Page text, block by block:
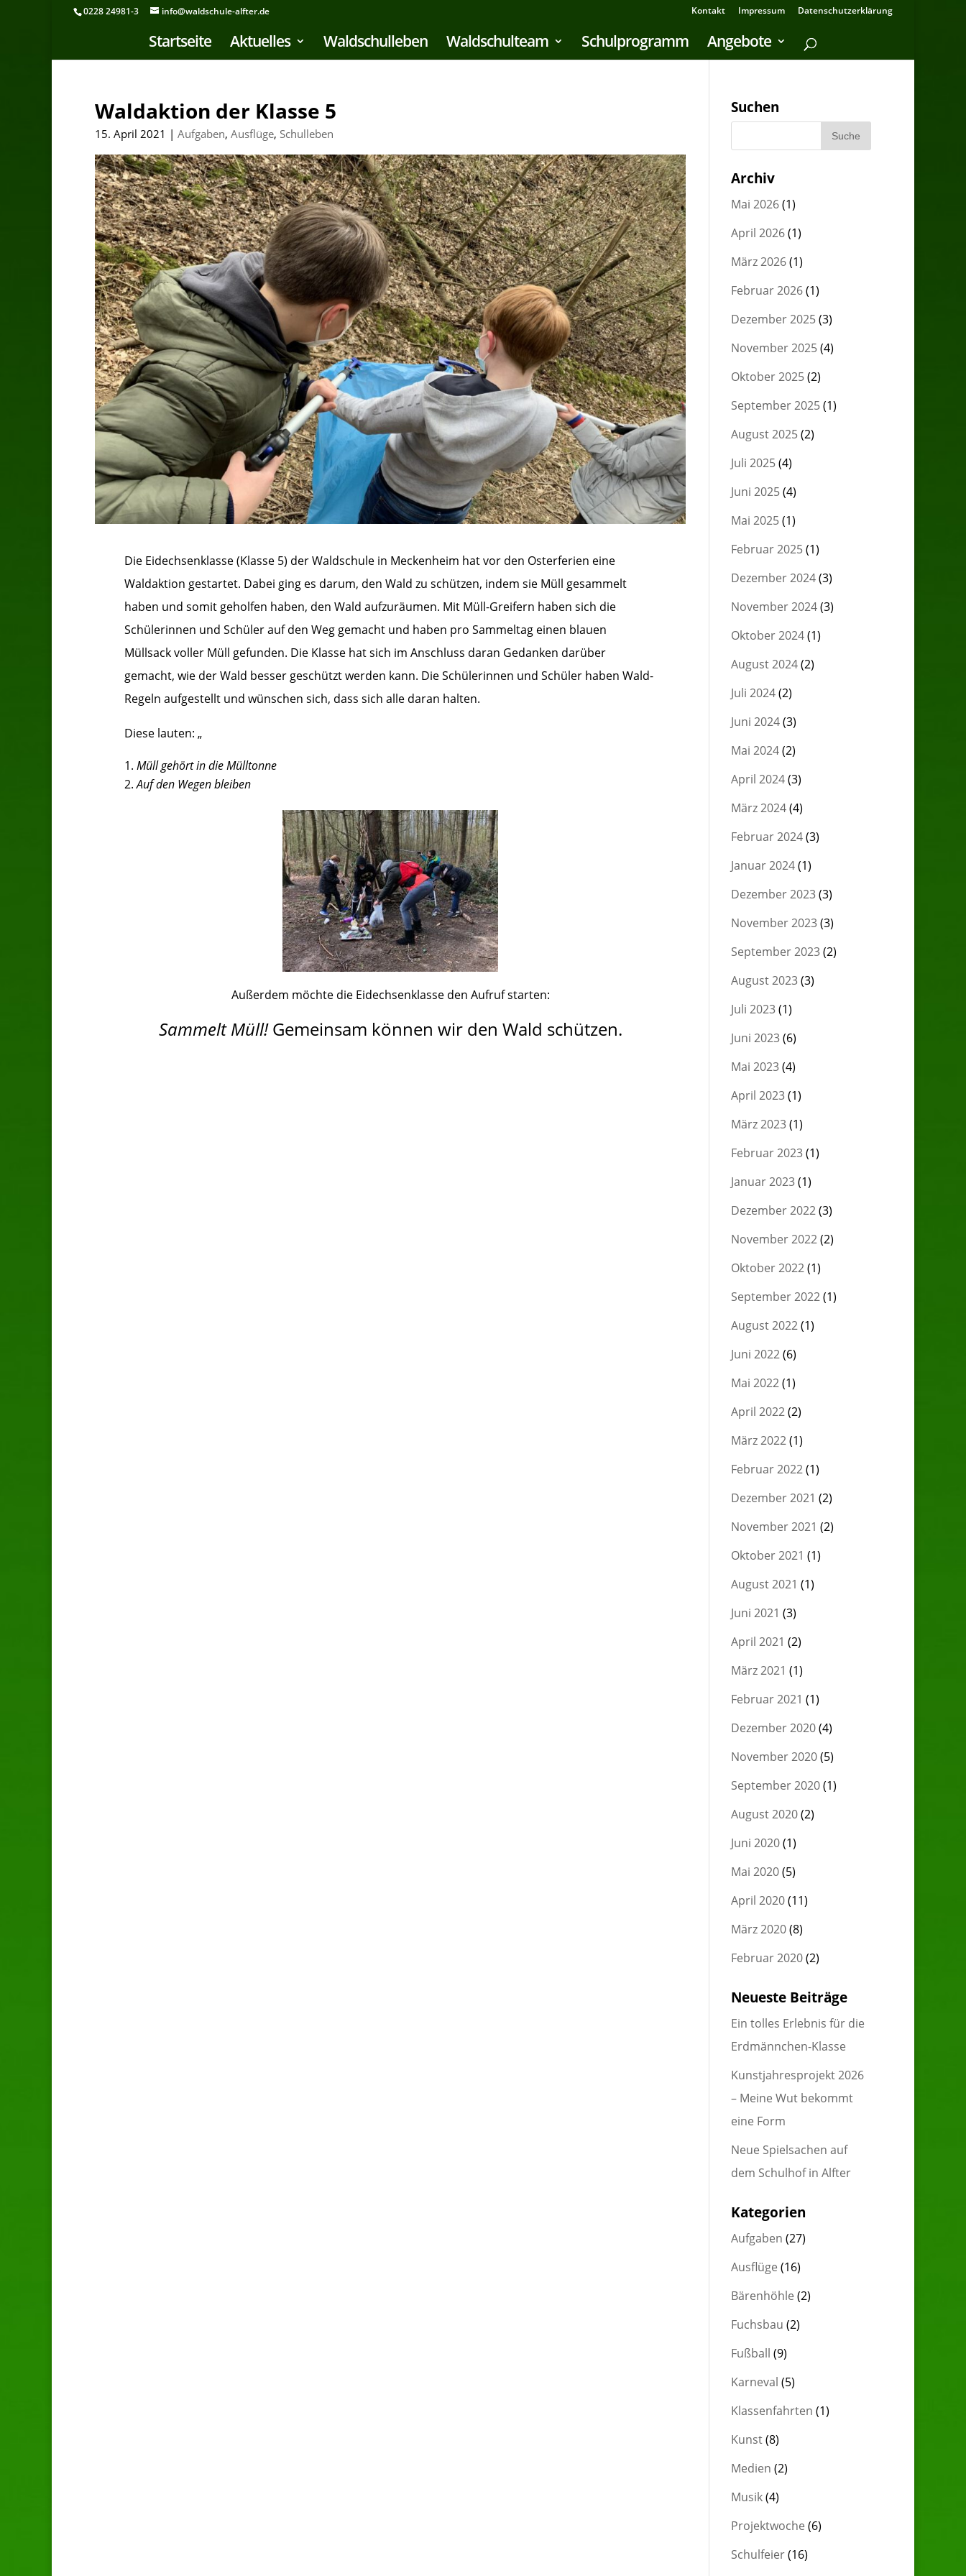
0228 24981-3 info@waldschule-alfter.de Kontakt Impressum Datenschutzerklärung
Startseite Aktuelles Waldschulleben Waldschulteam Schulprogramm Angebote
Waldaktion der Klasse 5
15. April 2021 | Aufgaben, Ausflüge, Schulleben
Die Eidechsenklasse (Klasse 5) der Waldschule in Meckenheim hat vor den Osterferien eine
Waldaktion gestartet. Dabei ging es darum, den Wald zu schützen, indem sie Müll gesammelt
haben und somit geholfen haben, den Wald aufzuräumen. Mit Müll-Greifern haben sich die
Schülerinnen und Schüler auf den Weg gemacht und haben pro Sammeltag einen blauen
Müllsack voller Müll gefunden. Die Klasse hat sich im Anschluss daran Gedanken darüber
gemacht, wie der Wald besser geschützt werden kann. Die Schülerinnen und Schüler haben Wald-
Regeln aufgestellt und wünschen sich, dass sich alle daran halten.
Diese lauten: „
Müll gehört in die Mülltonne
Auf den Wegen bleiben
Außerdem möchte die Eidechsenklasse den Aufruf starten:
Sammelt Müll!Gemeinsam können wir den Wald schützen.
Suchen
Archiv
Mai 2026(1)
April 2026(1)
März 2026(1)
Februar 2026(1)
Dezember 2025(3)
November 2025(4)
Oktober 2025(2)
September 2025(1)
August 2025(2)
Juli 2025(4)
Juni 2025(4)
Mai 2025(1)
Februar 2025(1)
Dezember 2024(3)
November 2024(3)
Oktober 2024(1)
August 2024(2)
Juli 2024(2)
Juni 2024(3)
Mai 2024(2)
April 2024(3)
März 2024(4)
Februar 2024(3)
Januar 2024(1)
Dezember 2023(3)
November 2023(3)
September 2023(2)
August 2023(3)
Juli 2023(1)
Juni 2023(6)
Mai 2023(4)
April 2023(1)
März 2023(1)
Februar 2023(1)
Januar 2023(1)
Dezember 2022(3)
November 2022(2)
Oktober 2022(1)
September 2022(1)
August 2022(1)
Juni 2022(6)
Mai 2022(1)
April 2022(2)
März 2022(1)
Februar 2022(1)
Dezember 2021 (2)
November 2021 (2)
Oktober 2021 (1)
August 2021 (1)
Juni 2021 (3)
April 2021 (2)
März 2021 (1)
Februar 2021 (1)
Dezember 2020(4)
November 2020(5)
September 2020(1)
August 2020(2)
Juni 2020(1)
Mai 2020(5)
April 2020(11)
März 2020(8)
Februar 2020(2)
Neueste Beiträge
Ein tolles Erlebnis für die
Erdmännchen-Klasse
Kunstjahresprojekt 2026
– Meine Wut bekommt
eine Form
Neue Spielsachen auf
dem Schulhof in Alfter
Kategorien
Aufgaben (27)
Ausflüge (16)
Bärenhöhle (2)
Fuchsbau (2)
Fußball (9)
Karneval (5)
Klassenfahrten (1)
Kunst(8)
Medien (2)
Musik(4)
Projektwoche (6)
Schulfeier(16)